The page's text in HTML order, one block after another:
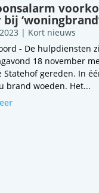
| Kort nieuws
- De hulpdiensten
18 november
Statehof gereden. In
brand woeden. Het...